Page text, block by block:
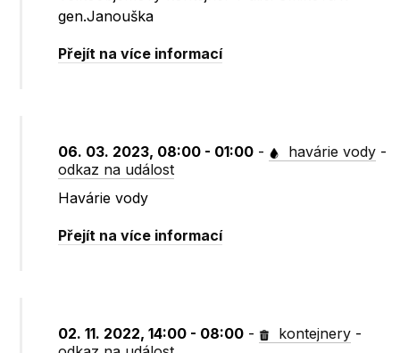
gen.Janouška
Přejít na více informací
06. 03. 2023, 08:00 - 01:00 - havárie vody -
odkaz na událost
Havárie vody
Přejít na více informací
02. 11. 2022, 14:00 - 08:00 - kontejnery -